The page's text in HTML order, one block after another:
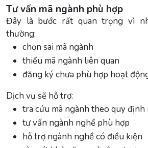
Tư vấn mã ngành phù hợp
Đây là bước rất quan trọng vì
thường:
chọn sai mã ngành
thiếu mã ngành liên quan
đăng ký chưa phù hợp hoạt
Dịch vụ sẽ hỗ trợ:
tra cứu mã ngành theo quy định
tư vấn ngành nghề phù hợp
hỗ trợ ngành nghề có điều kiện